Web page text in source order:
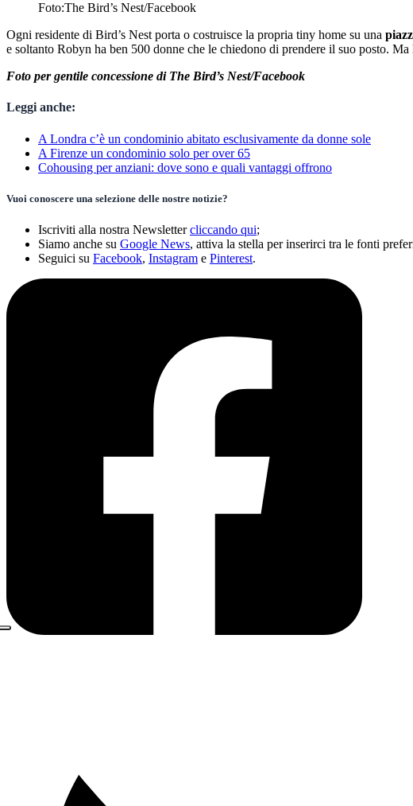
Foto:The Bird’s Nest/Facebook
Ogni residente di Bird’s Nest porta o costruisce la propria tiny home su una
e soltanto Robyn ha ben 500 donne che le chiedono di prendere il suo posto.
Foto per gentile concessione di The Bird’s Nest/Facebook
Leggi anche:
A Londra c’è un condominio abitato esclusivamente da donne sole
A Firenze un condominio solo per over 65
Cohousing per anziani: dove sono e quali vantaggi offrono
Vuoi conoscere una selezione delle nostre notizie?
Iscriviti alla nostra Newslettercliccando qui;
Siamo anche su Google News, attiva la stella per inserirci tra le fonti
Seguici su Facebook, Instagram e Pinterest.